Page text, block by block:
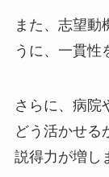
また、志望動
うに、一貫性
さらに、病院
どう活かせる
説得力が増し